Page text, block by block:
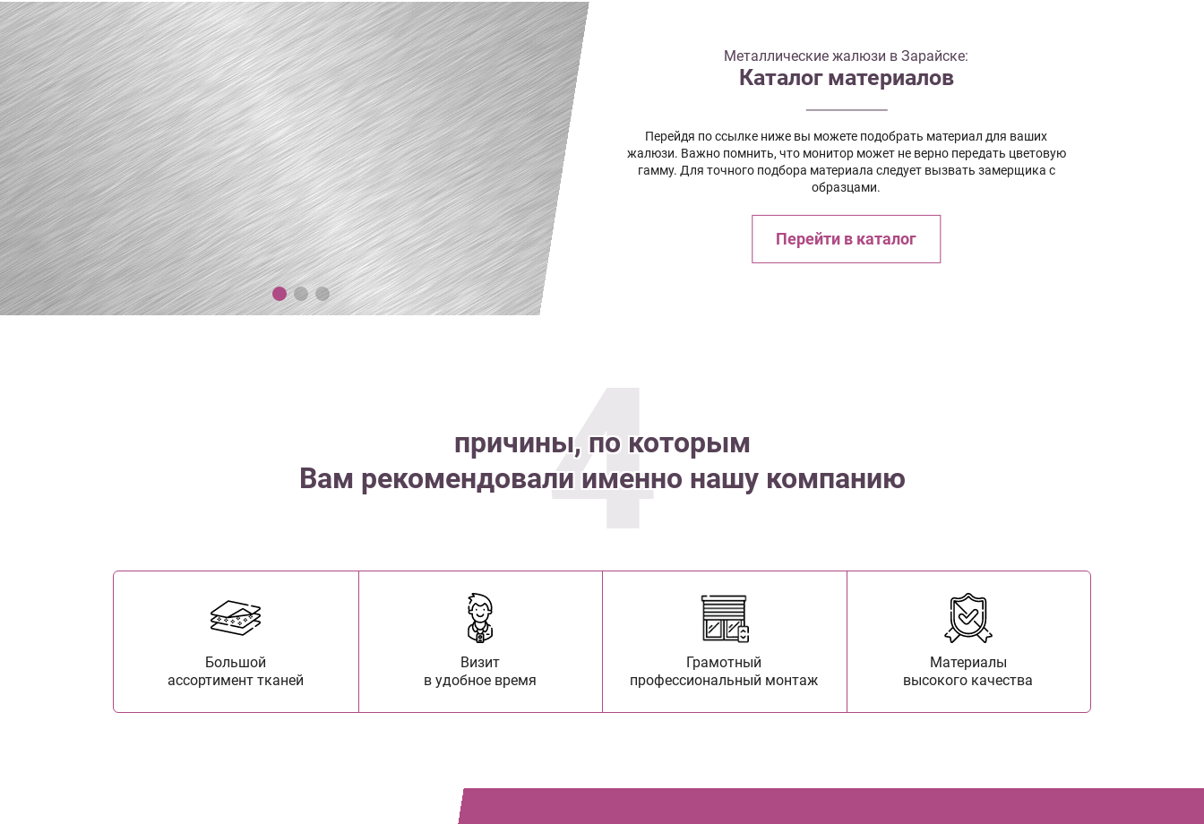
Металлические жалюзи в Зарайске:
Каталог материалов
Перейдя по ссылке ниже вы можете подобрать материал для ваших
жалюзи. Важно помнить, что монитор может не верно передать цветовую
гамму. Для точного подбора материала следует вызвать замерщика с
образцами.
Перейти в каталог
4
причины, по которым
Вам рекомендовали именно нашу компанию
Большой
ассортимент тканей
Визит
в удобное время
Грамотный
профессиональный монтаж
Материалы
высокого качества